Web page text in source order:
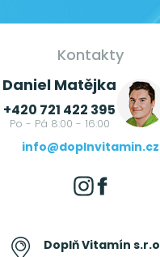
Kontakty
Daniel Matějka
+420 721 422 395
Po - Pá 8:00 - 16:00
info@doplnvitamin.cz
Doplň Vitamín s.r.o